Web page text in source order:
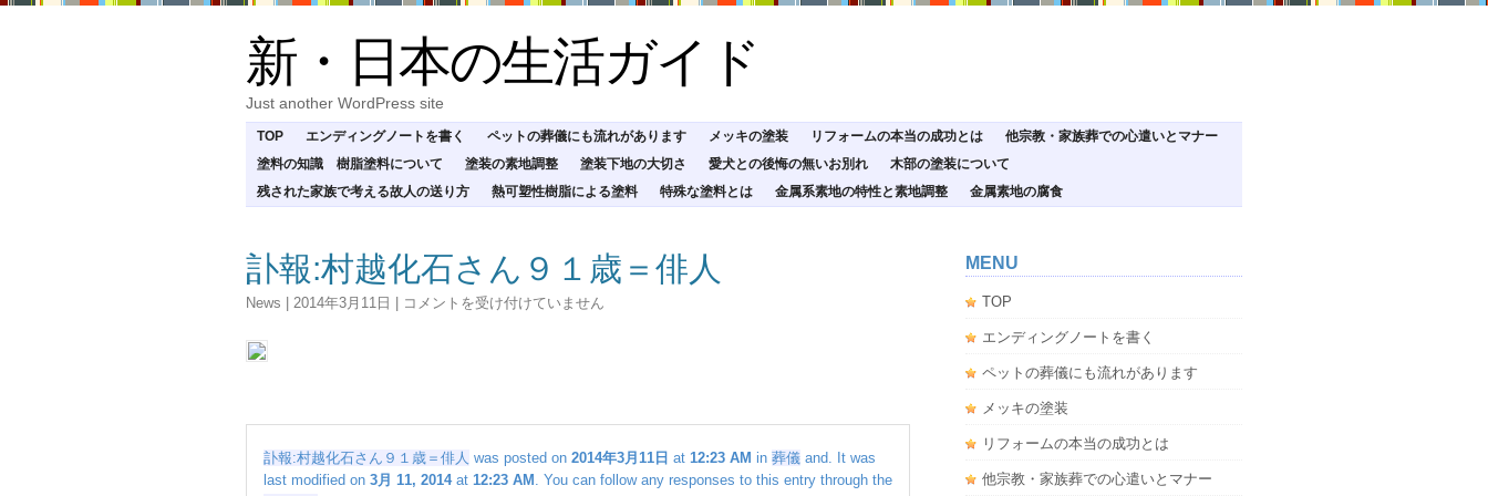
新・日本の生活ガイド
Just another WordPress site
TOP エンディングノートを書く ペットの葬儀にも流れがあります メッキの塗装 リフォームの本当の成功とは
他宗教・家族葬での心遣いとマナー
塗料の知識 樹脂塗料について
塗装の素地調整 塗装下地の大切さ 愛犬との後悔の無いお別れ
木部の塗装について
残された家族で考える故人の送り方
熱可塑性樹脂による塗料 特殊な塗料とは 金属系素地の特性と素地調整 金属素地の腐食
訃報:村越化石さん９１歳＝俳人
News 2014年3月11日
訃
ん
９
コメントを受け付けていません
訃報:村越化石さん９１歳＝俳人 was posted on 2014年3月11日 at 12:23 AM in 葬儀 and. It was
last modified on 3月 11, 2014at 12:23 AM . You can follow any responses to this entry through the
MENU
TOP
エンディングノートを書く
ペットの葬儀にも流れがあります
メッキの塗装
リフォームの本当の成功とは
他宗教・家族葬での心遣いとマナー